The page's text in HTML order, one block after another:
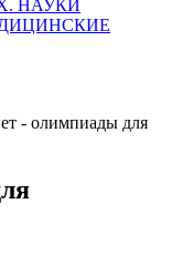
НАУКИ
- олимпиады для